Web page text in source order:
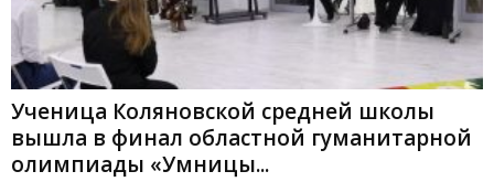
Ученица Коляновской средней школы
вышла в финал областной гуманитарной
олимпиады «Умницы...